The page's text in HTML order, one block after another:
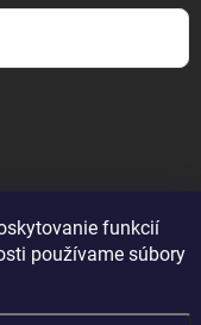
funkcií
používame súbory
Upraviť nastavenie